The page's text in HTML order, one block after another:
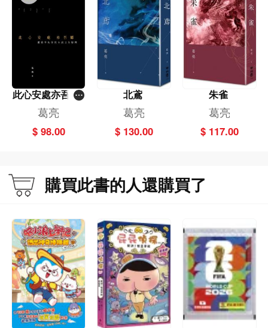
此心安處亦吾鄉-
-嚴歌苓的移民小
說文化版圖
葛亮
$ 98.00
北鳶
葛亮
$ 130.00
朱雀
葛亮
$ 117.00
購買此書的人還購買了